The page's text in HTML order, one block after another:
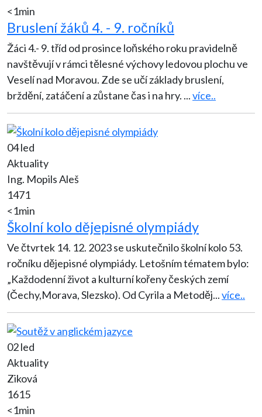
<1min
Bruslení žáků 4. - 9. ročníků
Žáci 4.- 9. tříd od prosince loňského roku pravidelně
navštěvují v rámci tělesné výchovy ledovou plochu ve
Veselí nad Moravou. Zde se učí základy bruslení,
brždění, zatáčení a zůstane čas i na hry. ...více..
04 led
Aktuality
Ing. Mopils Aleš
1471
<1min
Školní kolo dějepisné olympiády
Ve čtvrtek 14. 12. 2023 se uskutečnilo školní kolo 53.
ročníku dějepisné olympiády. Letošním tématem bylo:
„Každodenní život a kulturní kořeny českých zemí
(Čechy,Morava, Slezsko). Od Cyrila a Metoděj...více..
02 led
Aktuality
Ziková
1615
<1min